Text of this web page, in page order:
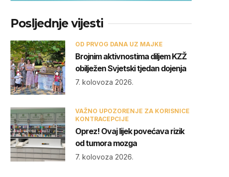
Posljednje vijesti
OD PRVOG DANA UZ MAJKE
Brojnim aktivnostima diljem KZŽ
obilježen Svjetski tjedan dojenja
7. kolovoza 2026.
VAŽNO UPOZORENJE ZA KORISNICE
KONTRACEPCIJE
Oprez! Ovaj lijek povećava rizik
od tumora mozga
7. kolovoza 2026.